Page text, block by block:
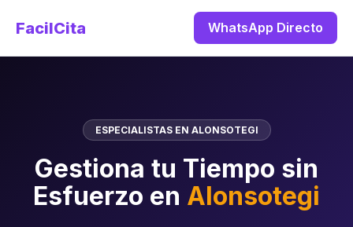
FacilCita WhatsApp Directo
ESPECIALISTAS EN ALONSOTEGI
Gestiona tu Tiempo sin
Esfuerzo en Alonsotegi